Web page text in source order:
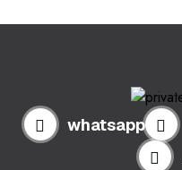
whatsapp